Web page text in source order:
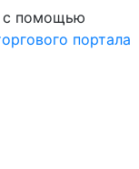
с помощью
портала